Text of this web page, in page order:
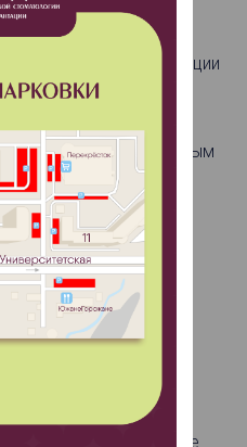
6 имплантатах;
протокол и рекомендации
с научным
интеграции
модулей;
решения;
работы и многое